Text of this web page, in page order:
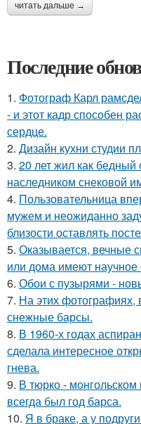
читать дальше →
Последние
1. Фотограф Карл
- и этот кадр способен
сердце.
2. Дизайн кухни студии
3. 20 лет жил как бедный
наследником снековой
4. Пользовательница
мужем и неожиданно
близости оставлять
5. Оказывается, вечные
или дома имеют научное
6. Обои с пузырями -
7. На этих
снежные барсы.
8. В 1960-х годах
сделала интересное
гнева.
9. В тюрко - монгольском
всегда был год барса.
10. Я в браке, а у